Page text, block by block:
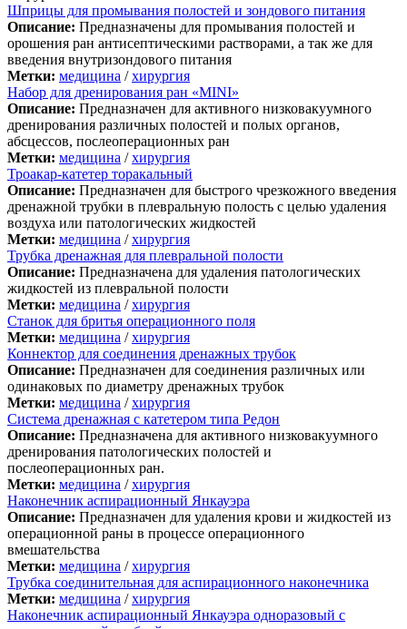
Шприцы для промывания полостей и зондового питания
Описание: Предназначены для промывания полостей и
орошения ран антисептическими растворами, а так же для
введения внутризондового питания
Метки: медицина /хирургия
Набор для дренирования ран «MINI»
Описание: Предназначен для активного низковакуумного
дренирования различных полостей и полых органов,
абсцессов, послеоперационных ран
Метки: медицина /хирургия
Троакар-катетер торакальный
Описание: Предназначен для быстрого чрезкожного введения
дренажной трубки в плевральную полость с целью удаления
воздуха или патологических жидкостей
Метки: медицина /хирургия
Трубка дренажная для плевральной полости
Описание: Предназначена для удаления патологических
жидкостей из плевральной полости
Метки: медицина /хирургия
Станок для бритья операционного поля
Метки: медицина /хирургия
Коннектор для соединения дренажных трубок
Описание: Предназначен для соединения различных или
одинаковых по диаметру дренажных трубок
Метки: медицина /хирургия
Система дренажная с катетером типа Редон
Описание: Предназначена для активного низковакуумного
дренирования патологических полостей и
послеоперационных ран.
Метки: медицина /хирургия
Наконечник аспирационный Янкауэра
Описание: Предназначен для удаления крови и жидкостей из
операционной раны в процессе операционного
вмешательства
Метки: медицина /хирургия
Трубка соединительная для аспирационного наконечника
Метки: медицина /хирургия
Наконечник аспирационный Янкауэра одноразовый с